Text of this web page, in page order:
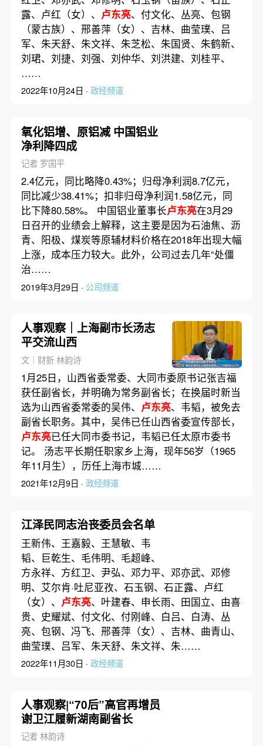
露、卢红（女）、 卢东亮、付文化、丛亮、包钢
（蒙古族）、邢善萍（女）、吉林、曲莹璞、吕
军、朱天舒、朱文祥、朱芝松、朱国贤、朱鹤新、
刘珺、刘捷、刘强、刘仲华、刘洪建、刘桂平、
……
2022年10月24日 · 政经频道
氧化铝增、原铝减 中国铝业
净利降四成
记者 罗国平
2.4亿元，同比略降0.43%；归母净利润8.7亿元，
同比减少38.41%；扣非归母净利润1.58亿元，同
比下降80.58%。 中国铝业董事长卢东亮在3月29
日召开的业绩会上解释，这主要是因为石油焦、沥
青、阳极、煤炭等原辅材料价格在2018年出现大幅
上涨，成本压力较大。此外，公司过去几年“处僵
治……
2019年3月29日 · 公司频道
人事观察｜上海副市长汤志
平交流山西
文｜财新 林韵诗
1月25日，山西省委常委、大同市委原书记张吉福
获任副省长，并明确为常务副省长；在换届时新当
选为山西省委常委的吴伟、 卢东亮、韦韬，被免去
副省长职务。其中，吴伟已任山西省委宣传部长，
卢东亮已任大同市委书记，韦韬已任太原市委书
记。 汤志平长期任职家乡上海，现年56岁（1965
年11月生），历任上海市城……
2021年12月9日 · 政经频道
江泽民同志治丧委员会名单
王新伟、王嘉毅、王慧敏、韦
韬、巨乾生、毛伟明、毛超峰、
方永祥、方红卫、尹弘、邓力平、邓亦武、邓修
明、艾尔肯·吐尼亚孜、石玉钢、石正露、卢红
（女）、 卢东亮、叶建春、申长雨、田国立、由喜
贵、史耀斌、付文化、付刚峰、白吕、白涛、丛
亮、包钢、冯飞、邢善萍（女）、吉林、曲青山、
曲莹璞、吕军、朱天舒、朱文祥、朱……
2022年11月30日 · 政经频道
人事观察|“70后”高官再增员
谢卫江履新湖南副省长
记者 林韵诗